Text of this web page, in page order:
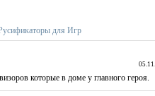
для Игр
которые в доме у главного героя.